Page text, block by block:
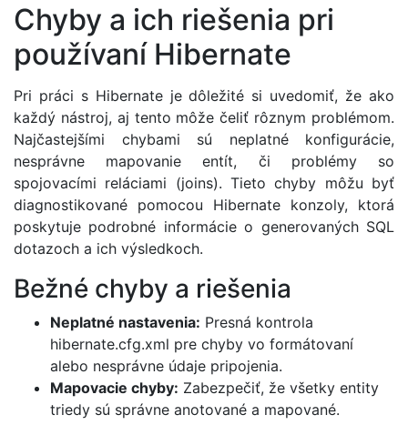
Chyby a ich riešenia pri
používaní Hibernate
Pri práci s Hibernate je dôležité si uvedomiť, že ako
každý nástroj, aj tento môže čeliť rôznym problémom.
Najčastejšími chybami sú neplatné konfigurácie,
nesprávne mapovanie entít, či problémy so
spojovacími reláciami (joins). Tieto chyby môžu byť
diagnostikované pomocou Hibernate konzoly, ktorá
poskytuje podrobné informácie o generovaných SQL
dotazoch a ich výsledkoch.
Bežné chyby a riešenia
Neplatné nastavenia: Presná kontrola
hibernate.cfg.xml pre chyby vo formátovaní
alebo nesprávne údaje pripojenia.
Mapovacie chyby: Zabezpečiť, že všetky entity
triedy sú správne anotované a mapované.